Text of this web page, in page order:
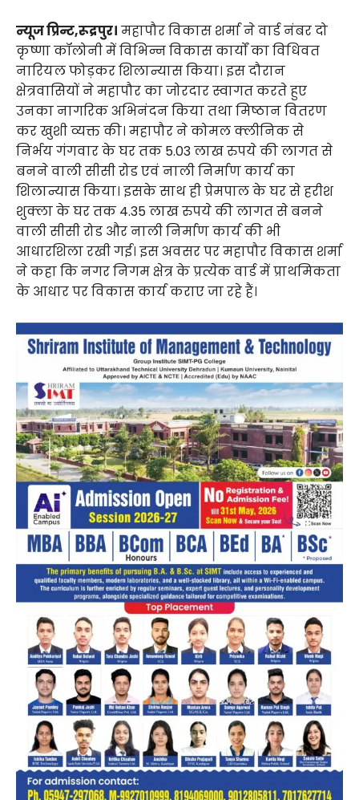
न्यूज प्रिन्ट,रूद्रपुर। महापौर विकास शर्मा ने वार्ड नंबर दो
कृष्णा कॉलोनी में विभिन्न विकास कार्यों का विधिवत
नारियल फोड़कर शिलान्यास किया। इस दौरान
क्षेत्रवासियों ने महापौर का जोरदार स्वागत करते हुए
उनका नागरिक अभिनंदन किया तथा मिष्ठान वितरण
कर खुशी व्यक्त की। महापौर ने कोमल क्लीनिक से
निर्भय गंगवार के घर तक 5.03 लाख रुपये की लागत से
बनने वाली सीसी रोड एवं नाली निर्माण कार्य का
शिलान्यास किया। इसके साथ ही प्रेमपाल के घर से हरीश
शुक्ला के घर तक 4.35 लाख रुपये की लागत से बनने
वाली सीसी रोड और नाली निर्माण कार्य की भी
आधारशिला रखी गई। इस अवसर पर महापौर विकास शर्मा
ने कहा कि नगर निगम क्षेत्र के प्रत्येक वार्ड में प्राथमिकता
के आधार पर विकास कार्य कराए जा रहे हैं।